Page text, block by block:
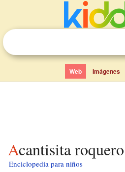
Web Imágenes
Acantisita
Enciclopedia para niños